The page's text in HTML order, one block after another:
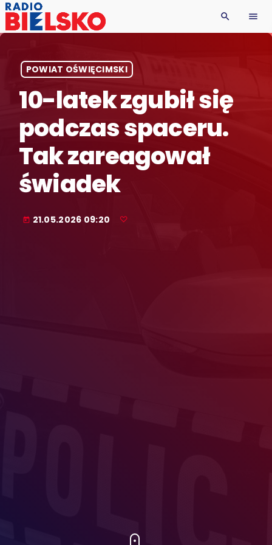
search menu
POWIAT OŚWIĘCIMSKI
10-latek zgubił się
podczas spaceru.
Tak zareagował
świadek
today 21.05.2026 09:20